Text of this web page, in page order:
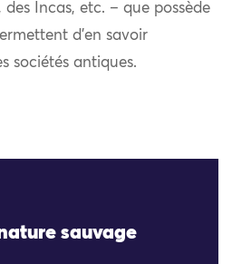
des Incas, etc. – que possède
d’en savoir
sociétés antiques.
sauvage